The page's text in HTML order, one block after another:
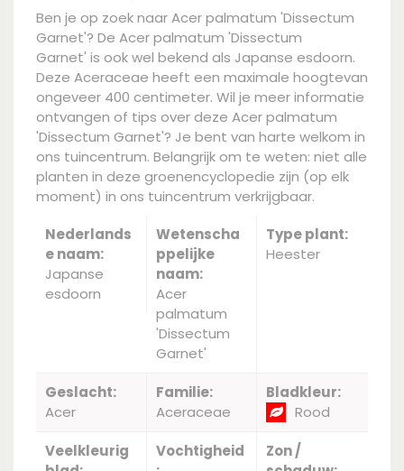
Ben je op zoek naar Acer palmatum 'Dissectum
Garnet'? De Acer palmatum 'Dissectum
Garnet' is ook wel bekend als Japanse esdoorn.
Deze Aceraceae heeft een maximale hoogtevan
ongeveer 400 centimeter. Wil je meer informatie
ontvangen of tips over deze Acer palmatum
'Dissectum Garnet'? Je bent van harte welkom in
ons tuincentrum. Belangrijk om te weten: niet alle
planten in deze groenencyclopedie zijn (op elk
moment) in ons tuincentrum verkrijgbaar.
Nederlands
e naam:
Japanse
esdoorn
Wetenscha
ppelijke
naam:
Acer
palmatum
'Dissectum
Garnet'
Type plant:
Heester
Geslacht:
Acer
Familie:
Aceraceae
Bladkleur:
Rood
Veelkleurig
Vochtigheid
Zon /